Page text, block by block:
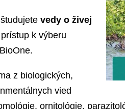
vedy o živej
k výberu
z biologických,
vied
ornitológie,